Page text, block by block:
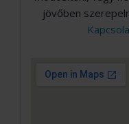
jövőben